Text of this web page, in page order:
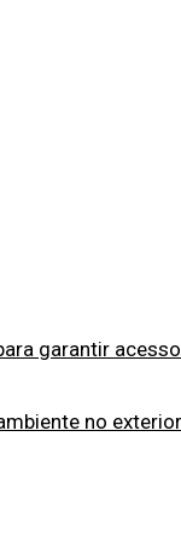
garantir
no exterior